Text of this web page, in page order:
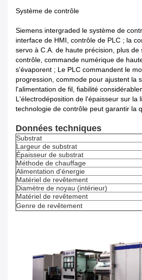
Système de contrôle
Siemens intergraded le système de
interface de HMI, contrôle de PLC ; la
servo à C.A. de haute précision, plus de
contrôle, commande numérique de
s'évaporent ; Le PLC commandent le
progression, commode pour ajustent la
l'alimentation de fil, fiabilité
L'électrodéposition de l'épaisseur sur la
technologie de contrôle peut garantir la
Données techniques
Substrat
Largeur de substrat
Épaisseur de substrat
Méthode de chauffage
Alimentation d'énergie
Matériel de revêtement
Diamètre de noyau (intérieur)
Matériel de revêtement
Genre de revêtement